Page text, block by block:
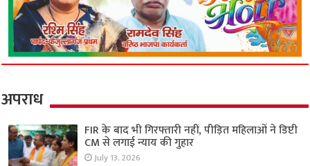
अपराध
FIR के बाद भी गिरफ्तारी नहीं, पीड़ित महिलाओं ने डिप्टी
CM से लगाई न्याय की गुहार
July 13, 2026